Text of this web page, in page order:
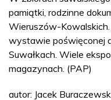
pamiątki, rodzinne
Wieruszów-
wystawie poświęconej
Suwałkach. Wiele
magazynach. (PAP)
autor: Jacek